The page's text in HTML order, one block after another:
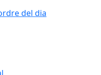
del dia